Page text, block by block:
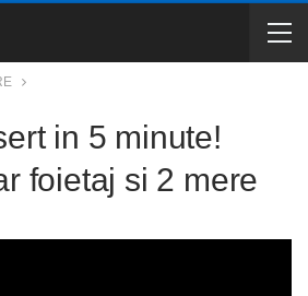
in 5 minute!
foietaj si 2 mere